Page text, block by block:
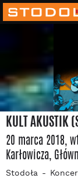
KULT AKUSTIK
20 marca 2018,
Karłowicza,
Stodoła